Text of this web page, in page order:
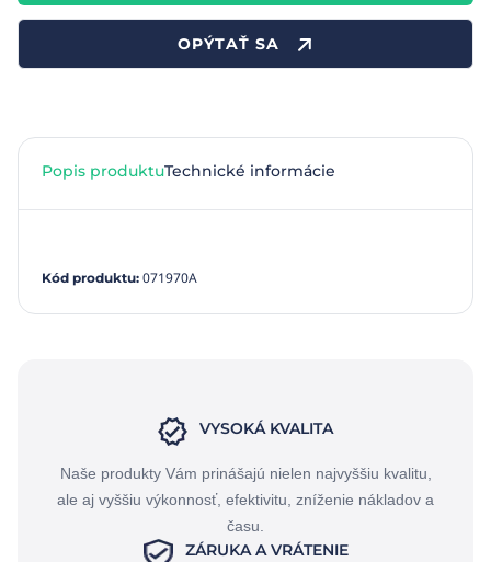
OPÝTAŤ SA
Popis produktuTechnické informácie
Kód produktu: 071970A
VYSOKÁ KVALITA
Naše produkty Vám prinášajú nielen najvyššiu kvalitu,
ale aj vyššiu výkonnosť, efektivitu, zníženie nákladov a
času.
ZÁRUKA A VRÁTENIE